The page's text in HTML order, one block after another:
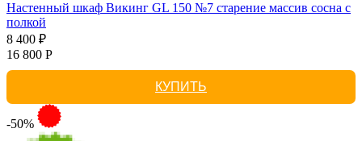
Настенный шкаф Викинг GL 150 №7 старение массив сосна с
полкой
8 400 ₽
16 800 Р
КУПИТЬ
-50%